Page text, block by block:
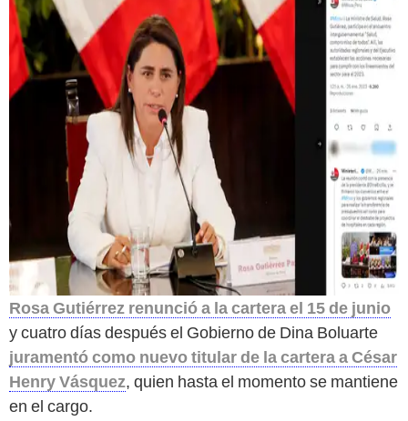
Rosa Gutiérrez renunció a la cartera el 15 de junio
y cuatro días después el Gobierno de Dina Boluarte
juramentó como nuevo titular de la cartera a César
Henry Vásquez, quien hasta el momento se mantiene
en el cargo.